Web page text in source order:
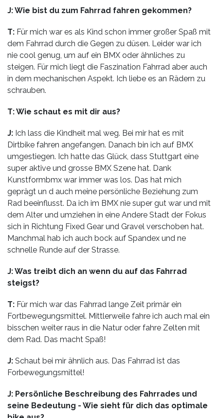
J: Wie bist du zum Fahrrad fahren gekommen?
T: Für mich war es als Kind schon immer großer Spaß mit
dem Fahrrad durch die Gegen zu düsen. Leider war ich
nie cool genug, um auf ein BMX oder ähnliches zu
steigen. Für mich liegt die Faszination Fahrrad aber auch
in dem mechanischen Aspekt. Ich liebe es an Rädern zu
schrauben.
T: Wie schaut es mit dir aus?
J: Ich lass die Kindheit mal weg. Bei mir hat es mit
Dirtbike fahren angefangen. Danach bin ich auf BMX
umgestiegen. Ich hatte das Glück, dass Stuttgart eine
super aktive und grosse BMX Szene hat. Dank
Kunstformbmx war immer was los. Das hat mich
geprägt un d auch meine persönliche Beziehung zum
Rad beeinflusst. Da ich im BMX nie super gut war und mit
dem Alter und umziehen in eine Andere Stadt der Fokus
sich in Richtung Fixed Gear und Gravel verschoben hat.
Manchmal hab ich auch bock auf Spandex und ne
schnelle Runde auf der Strasse.
J: Was treibt dich an wenn du auf das Fahrrad
steigst?
T: Für mich war das Fahrrad lange Zeit primär ein
Fortbewegungsmittel. Mittlerweile fahre ich auch mal ein
bisschen weiter raus in die Natur oder fahre Zelten mit
dem Rad. Das macht Spaß!
J: Schaut bei mir ähnlich aus. Das Fahrrad ist das
Forbewegungsmittel!
J: Persönliche Beschreibung des Fahrrades und
seine Bedeutung - Wie sieht für dich das optimale